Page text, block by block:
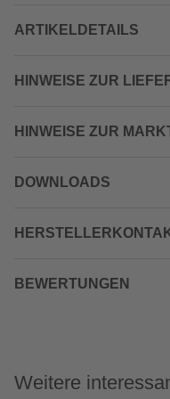
ARTIKELDETAILS
HINWEISE ZUR
HINWEISE ZUR
DOWNLOADS
BEWERTUNGEN
Weitere